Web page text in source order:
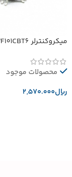
میکروکنترلر STM32F101CBT6
محصولات موجود
﷼